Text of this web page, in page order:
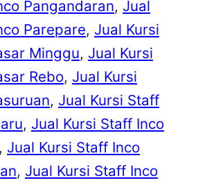
Pangandaran, Jual
Parepare, Jual Kursi
Minggu, Jual Kursi
Rebo, Jual Kursi
, Jual Kursi Staff
, Jual Kursi Staff Inco
, Jual Kursi Staff Inco
, Jual Kursi Staff Inco